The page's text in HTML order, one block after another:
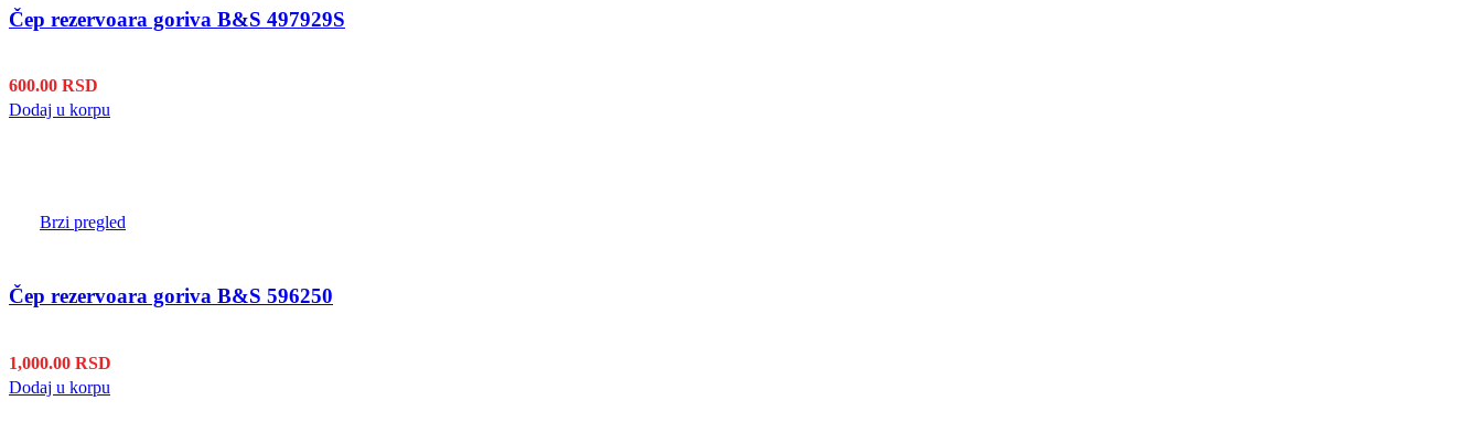
Čep rezervoara goriva B&S 497929S
600.00 RSD
Dodaj u korpu
Brzi pregled
Čep rezervoara goriva B&S 596250
1,000.00 RSD
Dodaj u korpu